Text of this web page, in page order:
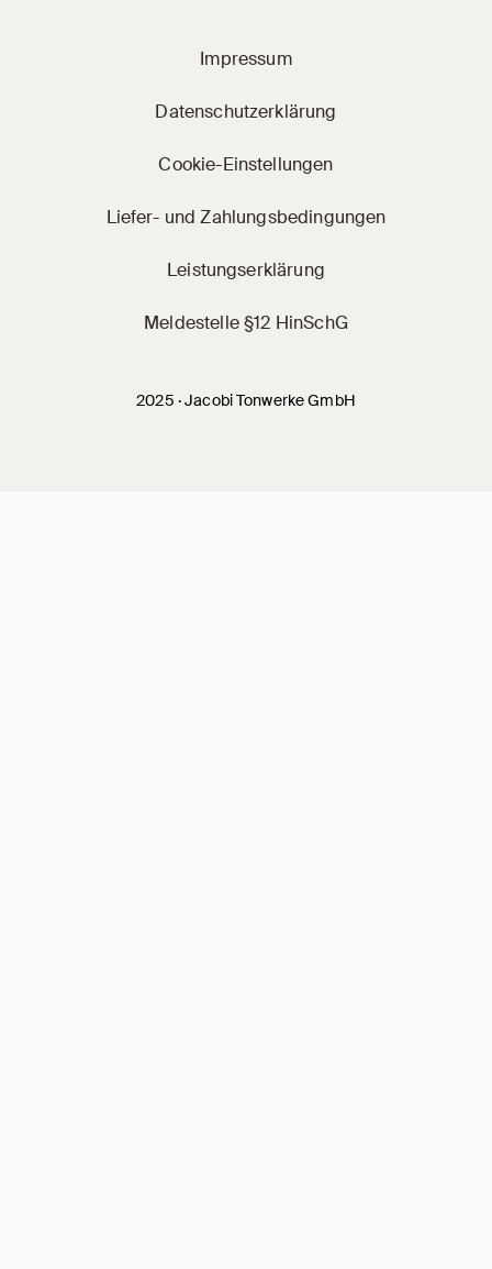
2025 · Jacobi Tonwerke GmbH
Impressum
Datenschutzerklärung
Cookie-Einstellungen
Liefer- und Zahlungsbedingungen
Leistungserklärung
Meldestelle §12 HinSchG